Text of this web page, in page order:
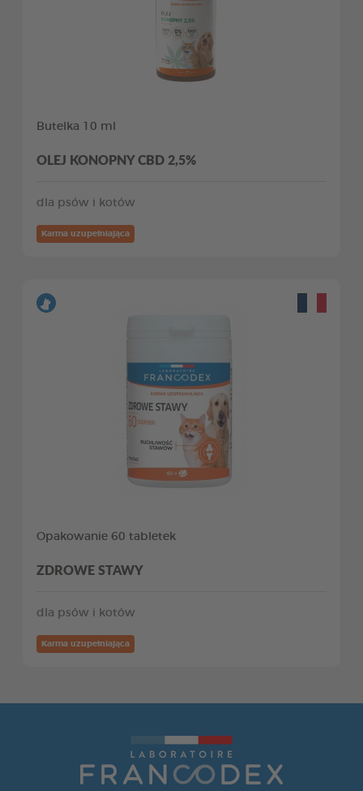
Butelka 10 ml
OLEJ KONOPNY CBD 2,5%
dla psów i kotów
Karma uzupełniająca
Opakowanie 60 tabletek
ZDROWE STAWY
dla psów i kotów
Karma uzupełniająca